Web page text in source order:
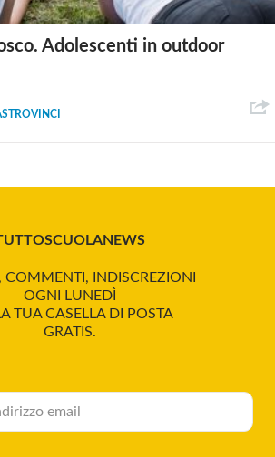
Adolescenti in outdoor
COMMENTI, INDISCREZIONI
OGNI LUNEDÌ
TUA CASELLA DI POSTA
GRATIS.